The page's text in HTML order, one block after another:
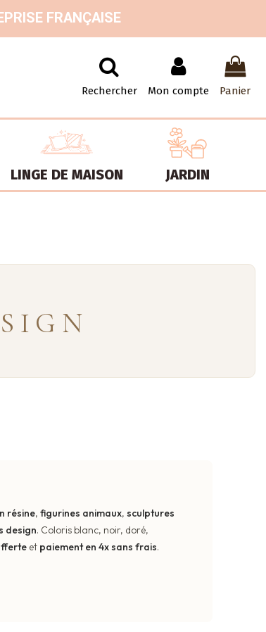
FRANÇAISE
Rechercher Mon compte Panier
LINGE DE MAISON JARDIN
résine, figurines animaux, sculptures
design. Coloris blanc, noir, doré,
et paiement en 4x sans frais.